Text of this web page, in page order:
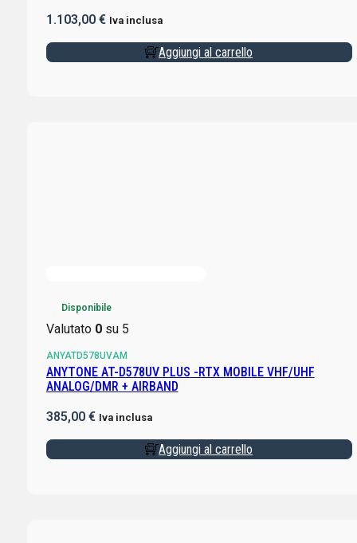
1.103,00 € Iva inclusa
Aggiungi al carrello
Disponibile
Valutato 0su 5
ANYATD578UVAM
ANYTONE AT-D578UV PLUS -RTX MOBILE VHF/UHF
ANALOG/DMR + AIRBAND
385,00 € Iva inclusa
Aggiungi al carrello